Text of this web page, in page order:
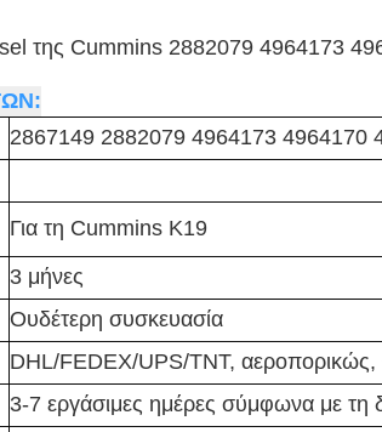
της Cummins 2882079 4964173
2867149 2882079 4964173 4964170
Για τη Cummins K19
3 μήνες
Ουδέτερη συσκευασία
DHL/FEDEX/UPS/TNT, αεροπορικώς,
3-7 εργάσιμες ημέρες σύμφωνα με τη